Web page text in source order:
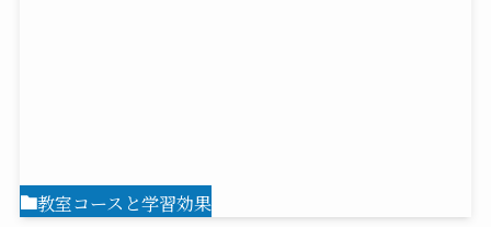
教室コースと学習効果